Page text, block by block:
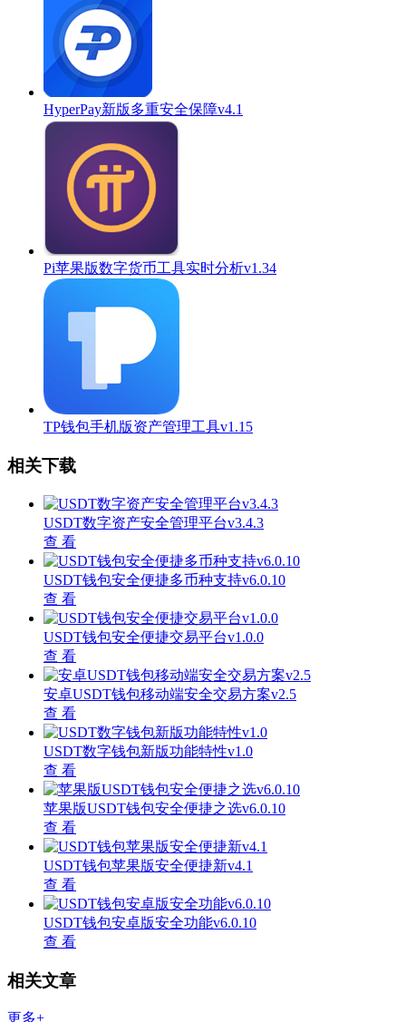
HyperPay新版多重安全保障v4.1
Pi苹果版数字货币工具实时分析v1.34
TP钱包手机版资产管理工具v1.15
相关下载
USDT数字资产安全管理平台v3.4.3
查 看
USDT钱包安全便捷多币种支持v6.0.10
查 看
USDT钱包安全便捷交易平台v1.0.0
查 看
安卓USDT钱包移动端安全交易方案v2.5
查 看
USDT数字钱包新版功能特性v1.0
查 看
苹果版USDT钱包安全便捷之选v6.0.10
查 看
USDT钱包苹果版安全便捷新v4.1
查 看
USDT钱包安卓版安全功能v6.0.10
查 看
相关文章
更多+